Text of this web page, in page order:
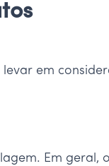
em
Em geral,